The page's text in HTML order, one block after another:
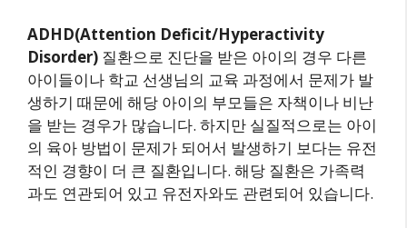
ADHD(Attention Deficit/Hyperactivity
Disorder) 질환으로 진단을 받은 아이의 경우 다른
아이들이나 학교 선생님의 교육 과정에서 문제가 발
생하기 때문에 해당 아이의 부모들은 자책이나 비난
을 받는 경우가 많습니다. 하지만 실질적으로는 아이
의 육아 방법이 문제가 되어서 발생하기 보다는 유전
적인 경향이 더 큰 질환입니다. 해당 질환은 가족력
과도 연관되어 있고 유전자와도 관련되어 있습니다.